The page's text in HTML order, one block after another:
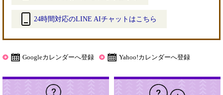
24時間対応のLINE AIチャットはこちら
部 Googleカレンダーへ登録 Yahoo!カレンダーへ登録